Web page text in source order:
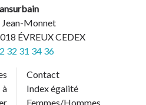
Jean-Monnet
ÉVREUX CEDEX
32 31 34 36
à
Contact
Index égalité
Femmes/Hommes